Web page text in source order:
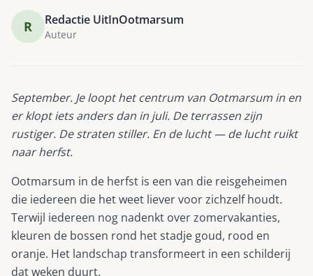
R Redactie UitInOotmarsum
Auteur
September. Je loopt het centrum van Ootmarsum in en
er klopt iets anders dan in juli. De terrassen zijn
rustiger. De straten stiller. En de lucht — de lucht ruikt
naar herfst.
Ootmarsum in de herfst is een van die reisgeheimen
die iedereen die het weet liever voor zichzelf houdt.
Terwijl iedereen nog nadenkt over zomervakanties,
kleuren de bossen rond het stadje goud, rood en
oranje. Het landschap transformeert in een schilderij
dat weken duurt.